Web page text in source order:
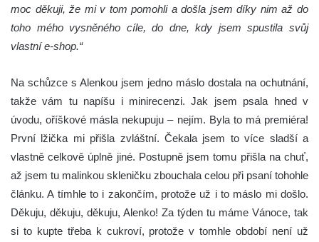
moc děkuji, že mi v tom pomohli a došla jsem díky nim až do
toho mého vysněného cíle, do dne, kdy jsem spustila svůj
vlastní e-shop.“
Na schůzce s Alenkou jsem jedno máslo dostala na ochutnání,
takže vám tu napíšu i minirecenzi. Jak jsem psala hned v
úvodu, oříškové másla nekupuju – nejím. Byla to má premiéra!
První lžička mi přišla zvláštní. Čekala jsem to více sladší a
vlastně celkově úplně jiné. Postupně jsem tomu přišla na chuť,
až jsem tu malinkou skleničku zbouchala celou při psaní tohohle
článku. A tímhle to i zakončím, protože už i to máslo mi došlo.
Děkuju, děkuju, děkuju, Alenko! Za týden tu máme Vánoce, tak
si to kupte třeba k cukroví, protože v tomhle období není už